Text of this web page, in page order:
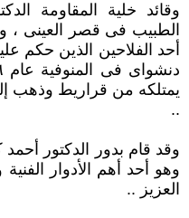
وقائد خلية المقاومة
الطبيب فى قصر العينى ،
أحد الفلاحين الذين حكم
يمتلكه من قراريط وذهب
..
وقد قام بدور الدكتور أحمد
وهو أحد أهم الأدوار
العزيز ..